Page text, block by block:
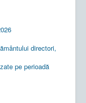
directori,
pe perioadă